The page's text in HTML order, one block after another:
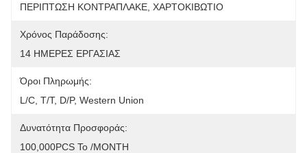
ΠΕΡΙΠΤΩΣΗ ΚΟΝΤΡΑΠΛΑΚΕ, ΧΑΡΤΟΚΙΒΩΤΙΟ
Χρόνος Παράδοσης:
14 ΗΜΕΡΕΣ ΕΡΓΑΣΙΑΣ
Όροι Πληρωμής:
L/C, T/T, D/P, Western Union
Δυνατότητα Προσφοράς:
100,000PCS Το /MONTH